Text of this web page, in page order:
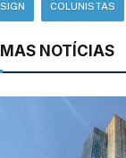
COLUNISTAS
NOTÍCIAS